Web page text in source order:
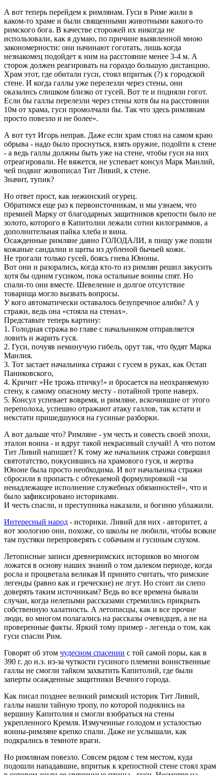
А вот теперь перейдем к римлянам. Гуси в Риме жили в
каком-то храме и были священными животными какого-то
римского бога. В качестве сторожей их никогда не
использовали, как я думаю, по причине выявленной мною
закономерности: они начинают гоготать, лишь когда
незнакомец подойдет к ним на расстояние менее 3-4 м. А
сторож должен реагировать на гораздо большую дистанцию.
Храм этот, где обитали гуси, стоял впритык (?) к городской
стене. И когда галлы уже перелезли через стены, они
оказались слишком близко от гусей. Вот те и подняли гогот.
Если бы галлы перелезли через стены хотя бы на расстоянии
10м от храма, гуси промолчали бы. Так что здесь римлянам
просто повезло и не более».
А вот тут Игорь неправ. Даже если храм стоял на самом краю
обрыва - надо было проснуться, взять оружие, подойти к стене
- а ведь галлы должны быть уже на стене, чтобы гуси на них
отреагировали. Не вяжется, не успевает консул Марк Манлий,
чей подвиг живописал Тит Ливий, к стене.
Значит, тупик?
Но ответ прост, как нежинский огурец.
Обратимся еще раз к первоисточникам, и мы узнаем, что
премией Марку от благодарных защитников крепости было не
золото, которого в Капитолии лежали сотни килограммов, а
дополнительная пайка хлеба и вина.
Осажденные римляне давно ГОЛОДАЛИ, в пищу уже пошли
кожаные сандалии и щиты из дубленой бычьей кожи.
Не трогали только гусей, боясь гнева Юноны.
Вот они и разорались, когда кто-то из римлян решил закусить
хотя бы одним гусиком, пока остальные воины спят. Но
спали-то они вместе. Шевеление и долгое отсутствие
товарища могло вызвать вопросы.
У кого автоматически оставалось безупречное алиби? А у
стражи, ведь она «стояла на стенах».
Представьте теперь картину:
1. Голодная стража во главе с начальником отправляется
ловить и жарить гуся.
2. Гуси, почуяв неминучую гибель, орут так, что будят Марка
Манлия.
3. Тот застает начальника стражи с гусем в руках, как Остап
Паниковского,
4. Кричит «Не трожь птичку!» и бросается на неохраняемую
стену, к самому опасному месту - потайной тропе наверх.
5. Консул успевает вовремя, и римляне, вскочившие от этого
переполоха, успешно отражают атаку галлов, так кстати и
некстати пришедшуюся на гусиные разборки.
А вот дальше что? Римляне - ум честь и совесть своей эпохи,
эталон воина - и вдруг такой некрасивый случай! А что потом
Тит Ливий напишет? К тому же начальник стражи совершил
святотатство, покусившись на храмового гуся, и жертва
Юноне была просто необходима. И вот начальника стражи
сбросили в пропасть с обтекаемой формулировкой «за
ненадлежащее исполнение служебных обязанностей», что и
было зафиксировано историками.
И честь спасли, и преступника наказали, и богиню ублажили.
Интересный народ - историки. Ливий для них - авторитет, а
вот зоологию они, похоже, со школы не любили, чтобы всякие
там пустяки перепроверять с собачьим и гусиным слухом.
Летописные записи древнеримских историков во многом
ложатся в основу наших знаний о том далеком периоде, когда
росла и процветала великая И принято считать, что римские
легенды (равно как и греческие) не лгут. Но стоит ли слепо
доверять таким источникам? Ведь во все времена бывали
случаи, когда нелепыми рассказами стремились прикрыть
собственную халатность. А летописцы, как и все прочие
люди, во многом полагались на рассказы очевидцев, а не на
проверенные факты. Яркий тому пример - легенда о том, как
гуси спасли Рим.
Говорят об этом чудесном спасении с той самой поры, как в
390 г. до н.э. из-за чуткости гусиного племени воинственные
галлы не смогли тайком захватить Капитолий, где были
заперты осажденные защитники Вечного города.
Как писал позднее великий римский историк Тит Ливий,
галлы нашли тайную тропу, по которой поднялись на
вершину Капитолия и смогли взобраться на стены
укрепленного Кремля. Измученные голодом и усталостью
воины-римляне крепко спали. Даже не услышали, как
подкрались в темноте враги.
Но римлянам повезло. Совсем рядом с тем местом, куда
подошли нападавшие, впритык к крепостной стене стоял храм